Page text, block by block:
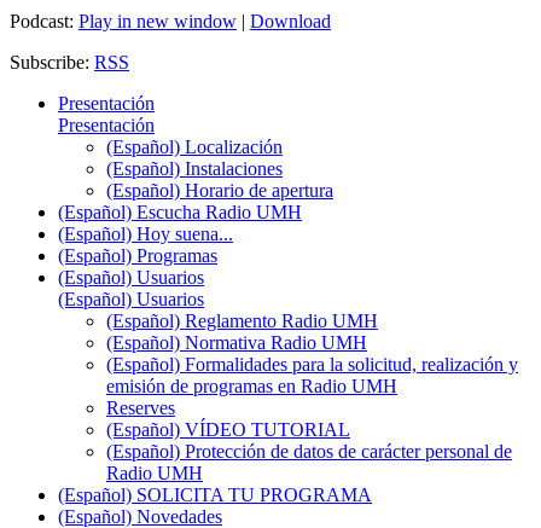
Podcast: Play in new window | Download
Subscribe: RSS
Presentación
Presentación
(Español) Localización
(Español) Instalaciones
(Español) Horario de apertura
(Español) Escucha Radio UMH
(Español) Hoy suena...
(Español) Programas
(Español) Usuarios
(Español) Usuarios
(Español) Reglamento Radio UMH
(Español) Normativa Radio UMH
(Español) Formalidades para la solicitud, realización y
emisión de programas en Radio UMH
Reserves
(Español) VÍDEO TUTORIAL
(Español) Protección de datos de carácter personal de
Radio UMH
(Español) SOLICITA TU PROGRAMA
(Español) Novedades